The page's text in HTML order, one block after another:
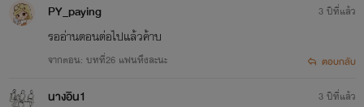
PY_paying
รออ่านตอนต่อไปแล้วค้าบ
จากตอน: บทที่26 แฟนหึงละนะ
3 ปีที่แล้ว
ตอบกลับ
นางอิน1 3 ปีที่แล้ว